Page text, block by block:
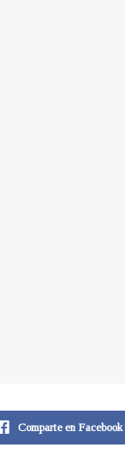
Comparte en Facebook